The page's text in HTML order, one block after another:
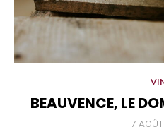
BEAUVENCE, LE
PUBLIÉ
7